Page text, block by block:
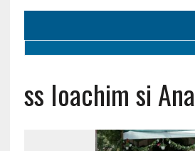
ss Ioachim si Ana